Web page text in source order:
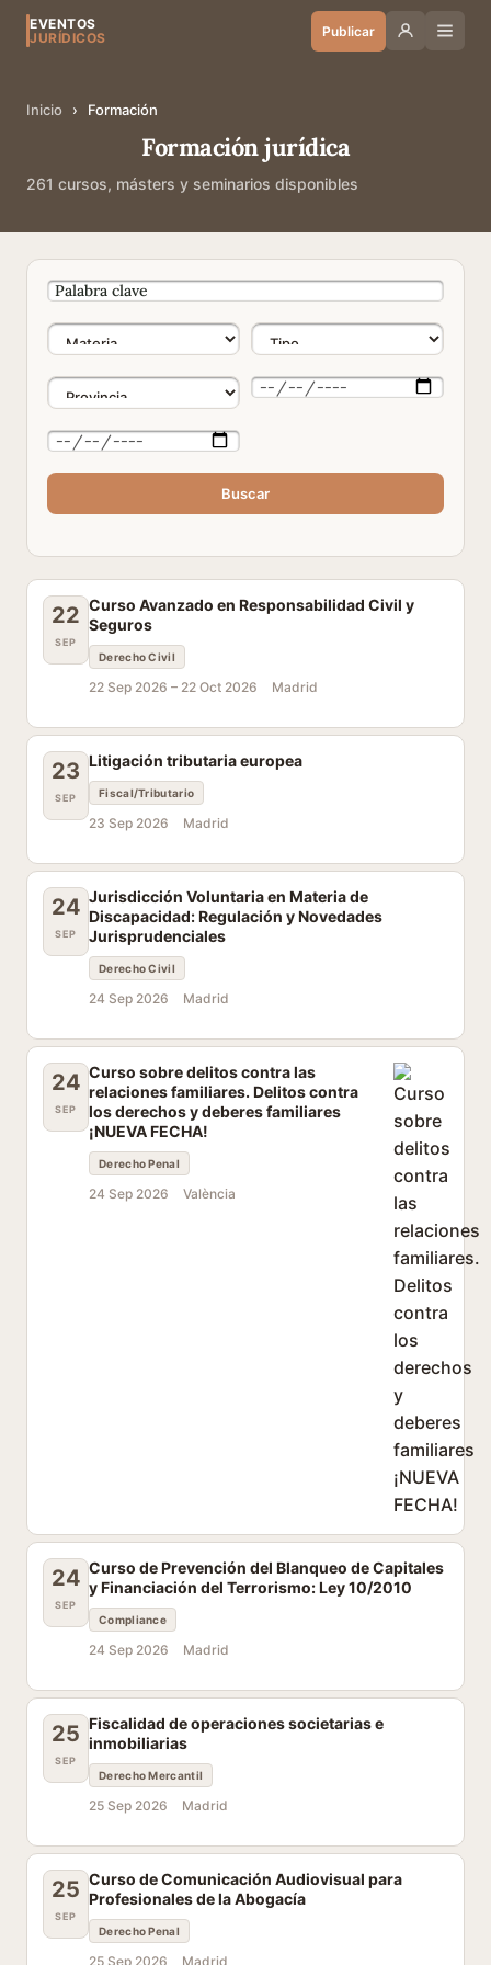
EVENTOS
JURÍDICOS
Publicar
Inicio › Formación
Formación jurídica
261 cursos, másters y seminarios disponibles
Buscar
22
SEP
Curso Avanzado en Responsabilidad Civil y
Seguros
Derecho Civil
22 Sep 2026 – 22 Oct 2026 Madrid
23
SEP
Litigación tributaria europea
Fiscal/Tributario
23 Sep 2026 Madrid
24
SEP
Jurisdicción Voluntaria en Materia de
Discapacidad: Regulación y Novedades
Jurisprudenciales
Derecho Civil
24 Sep 2026 Madrid
24
SEP
Curso sobre delitos contra las
relaciones familiares. Delitos contra
los derechos y deberes familiares
¡NUEVA FECHA!
Derecho Penal
24 Sep 2026 València
24
SEP
Curso de Prevención del Blanqueo de Capitales
y Financiación del Terrorismo: Ley 10/2010
Compliance
24 Sep 2026 Madrid
25
SEP
Fiscalidad de operaciones societarias e
inmobiliarias
Derecho Mercantil
25 Sep 2026 Madrid
25
SEP
Curso de Comunicación Audiovisual para
Profesionales de la Abogacía
Derecho Penal
25 Sep 2026 Madrid